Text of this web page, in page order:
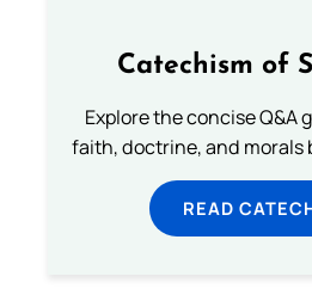
Catechism of
Explore the concise Q&A
faith, doctrine, and morals
READ